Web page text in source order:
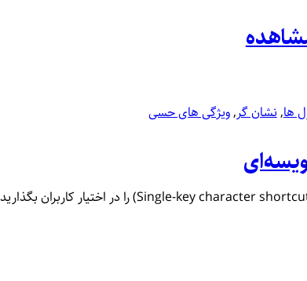
ها, نشان‌ گر, ویژگی‌ های حسی